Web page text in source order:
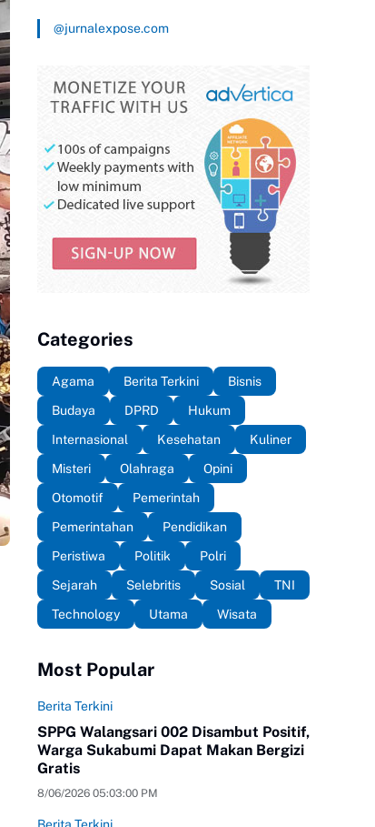
@jurnalexpose.com
Categories
Agama Berita Terkini
Bisnis
Budaya
DPRD
Hukum
Internasional
Kesehatan
Kuliner
Misteri
Olahraga
Opini
Otomotif
Pemerintah
Pemerintahan
Pendidikan
Peristiwa
Politik
Polri
Sejarah
Selebritis Sosial
TNI
Technology
Utama Wisata
Most Popular
Berita Terkini
SPPG Walangsari 002 Disambut Positif,
Warga Sukabumi Dapat Makan Bergizi
Gratis
8/06/2026 05:03:00 PM